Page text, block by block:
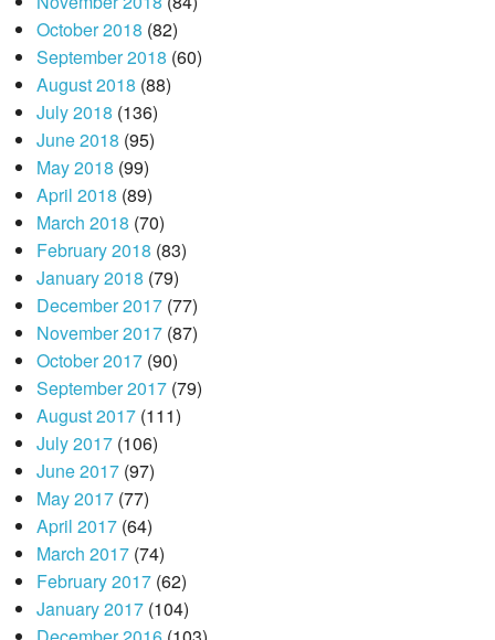
October 2018 (82)
September 2018 (60)
August 2018 (88)
July 2018 (136)
June 2018 (95)
May 2018 (99)
April 2018 (89)
March 2018 (70)
February 2018 (83)
January 2018 (79)
December 2017(77)
November 2017(87)
October 2017(90)
September 2017(79)
August 2017(111)
July 2017(106)
June 2017(97)
May 2017(77)
April 2017(64)
March 2017(74)
February 2017(62)
January 2017(104)